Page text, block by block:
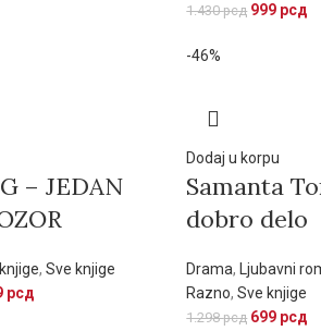
1.430рсд 999 рсд
– JEDAN
, Sve knjige
рсд
-46%
Dodaj u korpu
Samanta
dobro delo
Drama, Ljubavni
Razno,Sve knjige
1.298рсд 699 рсд